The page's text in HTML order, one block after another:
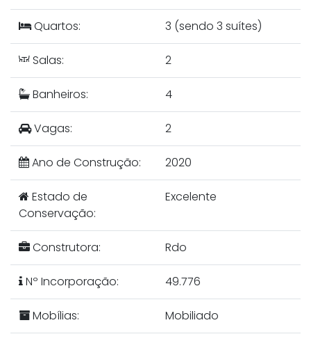
Quartos: 3 (sendo 3 suítes)
Salas: 2
Banheiros: 4
Vagas: 2
Ano de Construção: 2020
Estado de
Conservação:
Excelente
Construtora: Rdo
Nº Incorporação: 49.776
Mobílias: Mobiliado